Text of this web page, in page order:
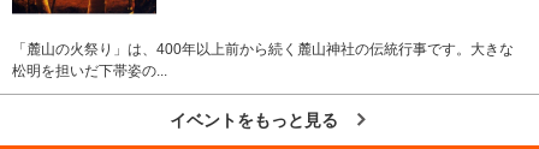
「麓山の火祭り」は、400年以上前から続く麓山神社の伝統行事です。大きな
松明を担いだ下帯姿の...
イベントをもっと見る